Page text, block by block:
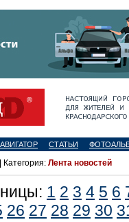
СТАТЬИ
| Категория: Лента новостей
1 2 3 4 5 6
26 27 28 29 30